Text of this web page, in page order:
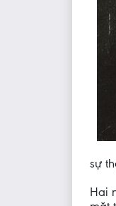
sự
Hai